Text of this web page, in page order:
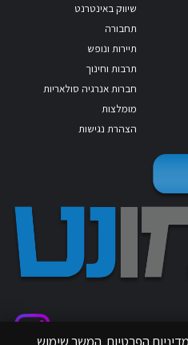
שיווק באינטרנט
תחבורה
תיירות ונופש
תרבות וחינוך
חברות אנרגיה סולאריות
מומלצות
הצהרת נגישות